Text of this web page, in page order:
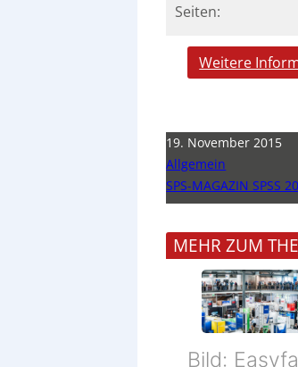
Seiten:
Weitere
19. November 2015
Allgemein
SPS-MAGAZIN SPSS
MEHR ZUM
Bild: